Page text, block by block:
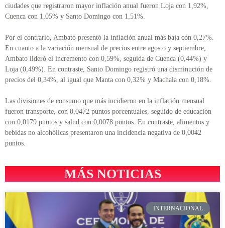
ciudades que registraron mayor inflación anual fueron Loja con 1,92%,
Cuenca con 1,05% y Santo Domingo con 1,51%.
Por el contrario, Ambato presentó la inflación anual más baja con 0,27%.
En cuanto a la variación mensual de precios entre agosto y septiembre,
Ambato lideró el incremento con 0,59%, seguida de Cuenca (0,44%) y
Loja (0,49%). En contraste, Santo Domingo registró una disminución de
precios del 0,34%, al igual que Manta con 0,32% y Machala con 0,18%.
Las divisiones de consumo que más incidieron en la inflación mensual
fueron transporte, con 0,0472 puntos porcentuales, seguido de educación
con 0,0179 puntos y salud con 0,0078 puntos. En contraste, alimentos y
bebidas no alcohólicas presentaron una incidencia negativa de 0,0042
puntos.
MÁS NOTICIAS
INTERNACIONAL